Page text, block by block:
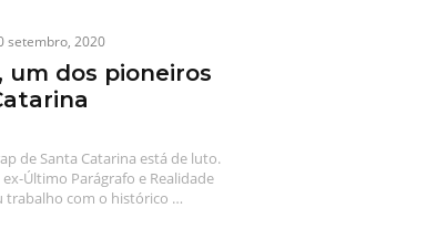
setembro, 2020
um dos pioneiros
de Santa Catarina está de luto.
Último Parágrafo e Realidade
trabalho com o histórico …